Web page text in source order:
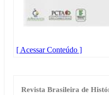
[ Acessar Conteúdo ]
Revista Brasileira de